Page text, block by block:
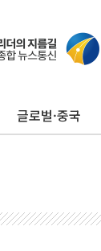
글로벌·중국